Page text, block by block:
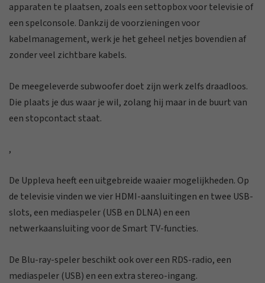
apparaten te plaatsen, zoals een settopbox voor televisie of
een spelconsole. Dankzij de voorzieningen voor
kabelmanagement, werk je het geheel netjes bovendien af
zonder veel zichtbare kabels.
De meegeleverde subwoofer doet zijn werk zelfs draadloos.
Die plaats je dus waar je wil, zolang hij maar in de buurt van
een stopcontact staat.
,
De Uppleva heeft een uitgebreide waaier mogelijkheden. Op
de televisie vinden we vier HDMI-aansluitingen en twee USB-
slots, een mediaspeler (USB en DLNA) en een
netwerkaansluiting voor de Smart TV-functies.
De Blu-ray-speler beschikt ook over een RDS-radio, een
mediaspeler (USB) en een extra stereo-ingang.